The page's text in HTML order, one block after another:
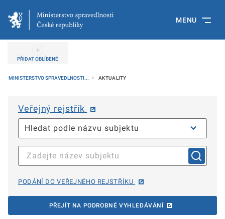
MENU
PŘIDAT OBLÍBENÉ
MINISTERSTVO SPRAVEDLNOSTI... AKTUALITY
Veřejný rejstřík
PODÁNÍ DO VEŘEJNÉHO REJSTŘÍKU
PŘEJÍT NA PODROBNÉ VYHLEDÁVÁNÍ